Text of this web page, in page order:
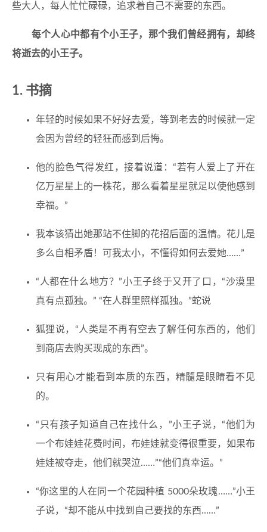
些大人，每人忙忙碌碌，追求着自己不需要的东西。
每个人心中都有个小王子，那个我们曾经拥有，却终
将逝去的小王子。
书摘
年轻的时候如果不好好去爱，等到老去的时候就一定
会因为曾经的轻狂而感到后悔。
他的脸色气得发红，接着说道：“若有人爱上了开在
亿万星星上的一株花，那么看着星星就足以使他感到
幸福。”
我本该猜出她那站不住脚的花招后面的温情。花儿是
多么自相矛盾！可我太小，不懂得如何去爱她……”
“人都在什么地方？”小王子终于又开了口，“沙漠里
真有点孤独。” “在人群里照样孤独。”蛇说
狐狸说，“人类是不再有空去了解任何东西的，他们
到商店去购买现成的东西”。
只有用心才能看到本质的东西，精髓是眼睛看不见
的。
“只有孩子知道自己在找什么，”小王子说，“他们为
一个布娃娃花费时间，布娃娃就变得很重要，如果布
娃娃被夺走，他们就哭泣……”“他们真幸运。”
“你这里的人在同一个花园种植 5000朵玫瑰……”小王
子说，“却不能从中找到自己要找的东西……”